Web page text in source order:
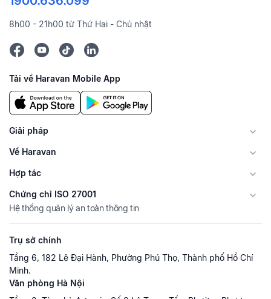
8h00 - 21h00 từ Thứ Hai - Chủ nhật
Tải về Haravan Mobile App
Giải pháp
Về Haravan
Hợp tác
Chứng chỉ ISO 27001
Hệ thống quản lý an toàn thông tin
Trụ sở chính
Tầng 6, 182 Lê Đại Hành, Phường Phú Thọ, Thành phố Hồ Chí
Minh.
Văn phòng Hà Nội